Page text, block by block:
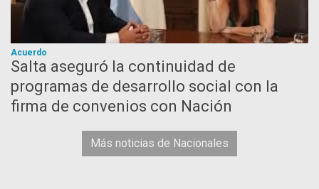
Acuerdo
Salta aseguró la continuidad de
programas de desarrollo social con la
firma de convenios con Nación
Más noticias de Nacionales